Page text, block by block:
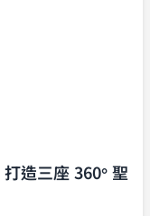
造三座 360° 聖